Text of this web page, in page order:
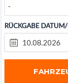
-
RÜCKGABE